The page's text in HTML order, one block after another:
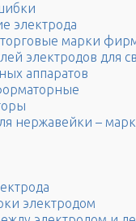
электрода
марки
электродов для
аппаратов
нержавейки –
электродом